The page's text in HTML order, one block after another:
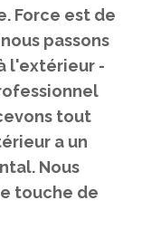
Force est de
passons
l'extérieur -
tout
a un
Nous
touche de